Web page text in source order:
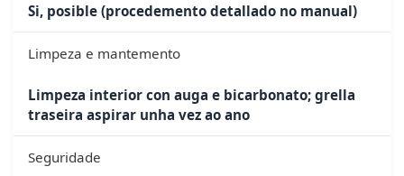
Si, posible (procedemento detallado no manual)
Limpeza e mantemento
Limpeza interior con auga e bicarbonato; grella
traseira aspirar unha vez ao ano
Seguridade